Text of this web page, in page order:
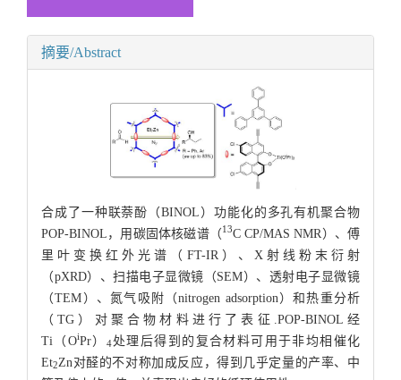
摘要/Abstract
合成了一种联萘酚（BINOL）功能化的多孔有机聚合物
POP-BINOL，用碳固体核磁谱（13C CP/MAS NMR）、傅
里叶变换红外光谱（FT-IR）、X射线粉末衍射
（pXRD）、扫描电子显微镜（SEM）、透射电子显微镜
（TEM）、氮气吸附（nitrogen adsorption）和热重分析
（TG）对聚合物材料进行了表征.POP-BINOL经
Ti（OiPr） 4 处理后得到的复合材料可用于非均相催化
Et2Zn对醛的不对称加成反应，得到几乎定量的产率、中